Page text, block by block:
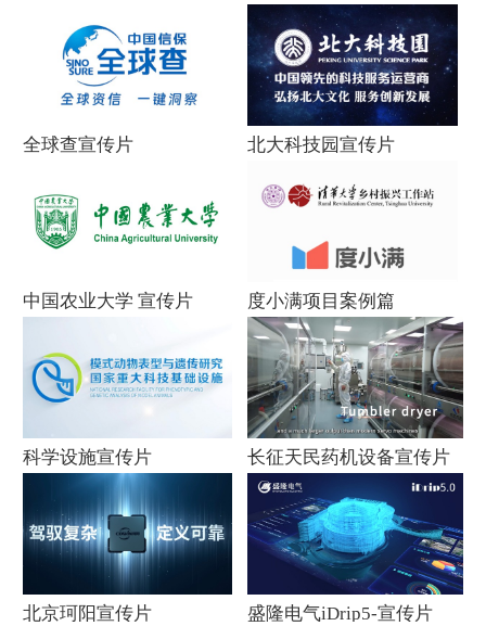
全球查宣传片 北大科技园宣传片
中国农业大学 宣传片 度小满项目案例篇
科学设施宣传片 长征天民药机设备宣传片
北京珂阳宣传片 盛隆电气iDrip5-宣传片